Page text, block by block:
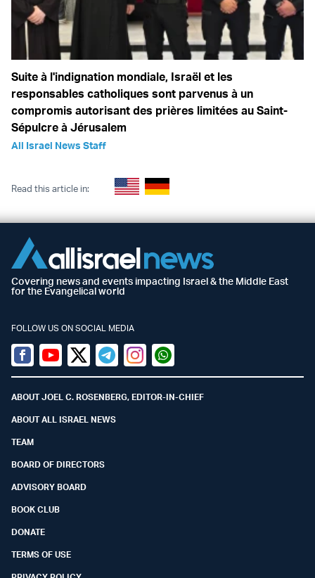
Suite à l'indignation mondiale, Israël et les
responsables catholiques sont parvenus à un
compromis autorisant des prières limitées au Saint-
Sépulcre à Jérusalem
All Israel News Staff
Read this article in:
Covering news and events impacting Israel & the Middle East
for the Evangelical world
FOLLOW US ON SOCIAL MEDIA
Facebook
YoutubeTwitter (X)
TelegramInstagramWhatsapp
ABOUT JOEL C. ROSENBERG, EDITOR-IN-CHIEF
ABOUT ALL ISRAEL NEWS
TEAM
BOARD OF DIRECTORS
ADVISORY BOARD
BOOK CLUB
DONATE
TERMS OF USE